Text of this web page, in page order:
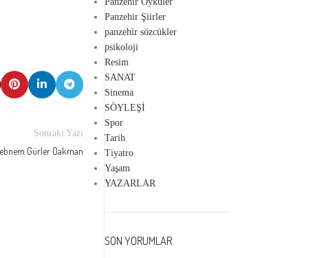
Sonraki Yazı
Gürler Oakman
16
Panzehir Şiirler
panzehir sözcükler
psikoloji
Resim
SANAT
Sinema
SÖYLEŞİ
Spor
Tarih
Tiyatro
Yaşam
YAZARLAR
SON YORUMLAR